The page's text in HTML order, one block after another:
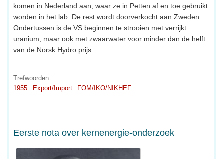
komen in Nederland aan, waar ze in Petten af en toe gebruikt
worden in het lab. De rest wordt doorverkocht aan Zweden.
Ondertussen is de VS beginnen te strooien met verrijkt
uranium, maar ook met zwaarwater voor minder dan de helft
van de Norsk Hydro prijs.
Trefwoorden:
1955
Export/Import FOM/IKO/NIKHEF
Eerste nota over kernenergie-onderzoek